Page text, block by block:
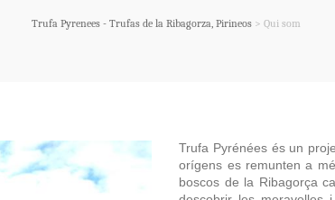
Trufa Pyrenees - Trufas de la Ribagorza, Pirineos > Qui som
Trufa Pyrénées és un
orígens es remunten a
boscos de la Ribagorça